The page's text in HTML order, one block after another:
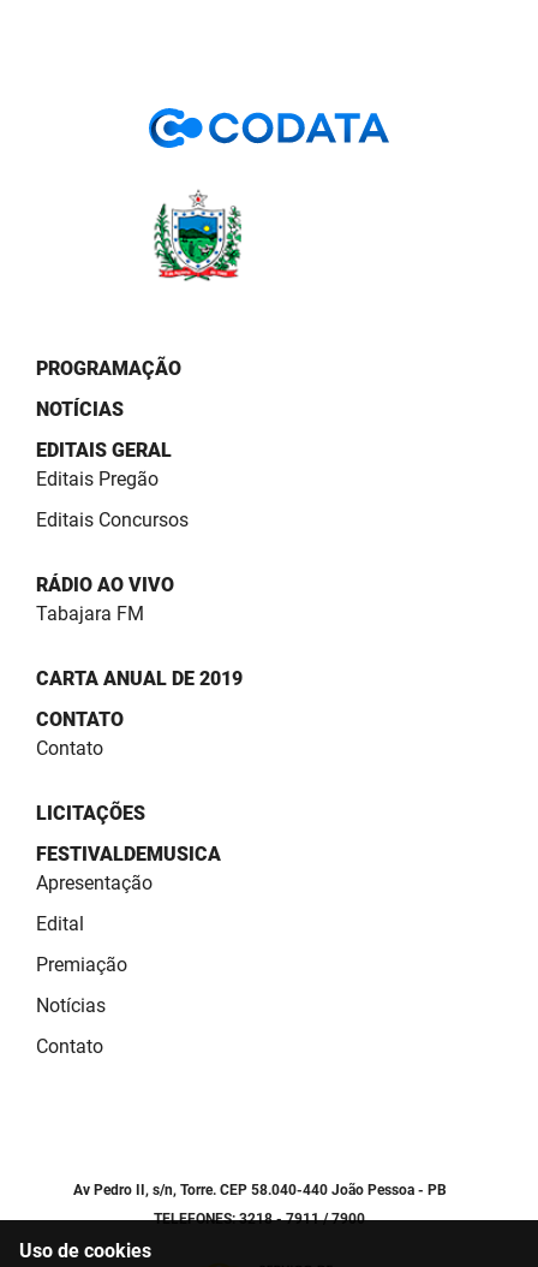
PROGRAMAÇÃO
NOTÍCIAS
EDITAIS GERAL
Editais Pregão
Editais Concursos
RÁDIO AO VIVO
Tabajara FM
CARTA ANUAL DE 2019
CONTATO
Contato
LICITAÇÕES
FESTIVALDEMUSICA
Apresentação
Edital
Premiação
Notícias
Contato
Av Pedro II, s/n, Torre. CEP 58.040-440 João Pessoa - PB
TELEFONES: 3218 - 7911 / 7900
Uso de cookies